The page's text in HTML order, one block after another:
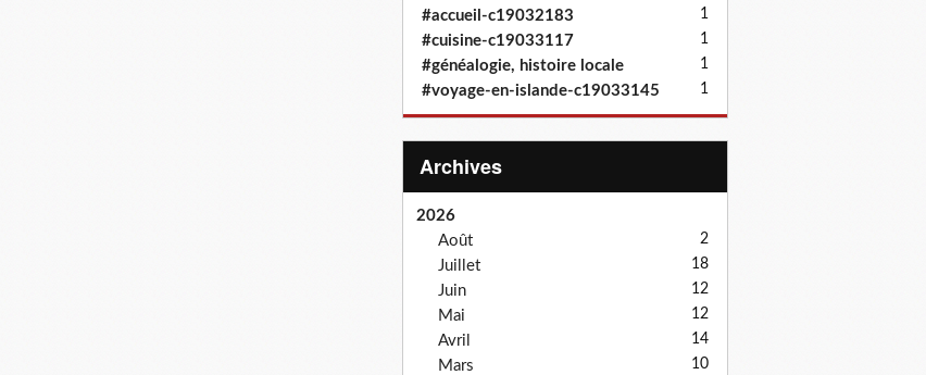
#accueil-c19032183 1
#cuisine-c19033117 1
#généalogie, histoire locale 1
#voyage-en-islande-c19033145 1
Archives
2026
Août
2
Juillet 18
Juin 12
Mai 12
Avril 14
Mars 10